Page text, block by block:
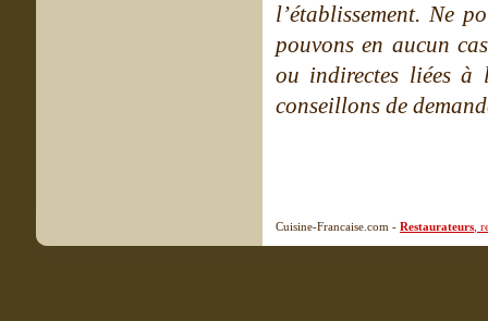
l’établissement. Ne
pouvons en aucun
ou indirectes liées à
conseillons de
Cuisine-Francaise.com - Restaurateurs ,